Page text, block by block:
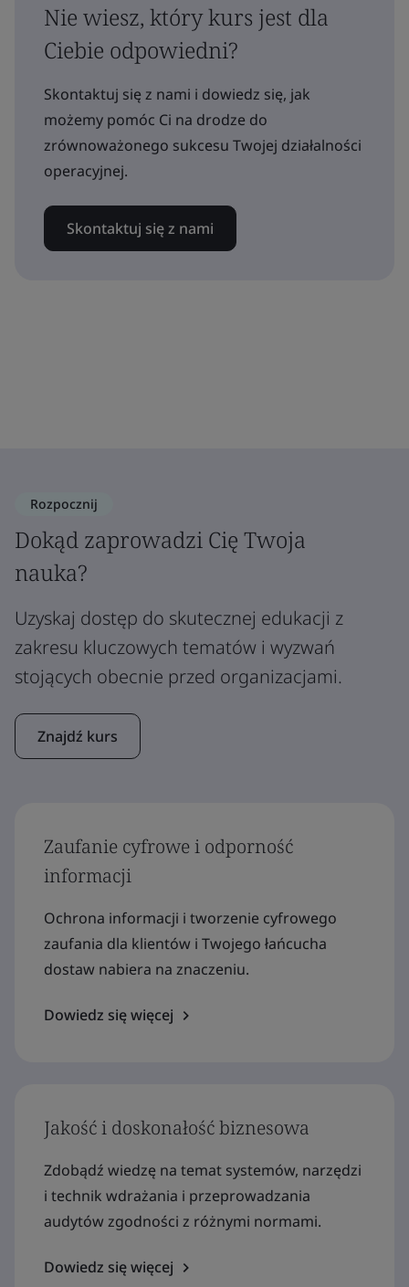
Nie wiesz, który kurs jest dla
Ciebie odpowiedni?
Skontaktuj się z nami i dowiedz się, jak
możemy pomóc Ci na drodze do
zrównoważonego sukcesu Twojej działalności
operacyjnej.
Skontaktuj się z nami
Rozpocznij
Dokąd zaprowadzi Cię Twoja
nauka?
Uzyskaj dostęp do skutecznej edukacji z
zakresu kluczowych tematów i wyzwań
stojących obecnie przed organizacjami.
Znajdź kurs
Zaufanie cyfrowe i odporność
informacji
Ochrona informacji i tworzenie cyfrowego
zaufania dla klientów i Twojego łańcucha
dostaw nabiera na znaczeniu.
Dowiedz się więcej
Jakość i doskonałość biznesowa
Zdobądź wiedzę na temat systemów, narzędzi
i technik wdrażania i przeprowadzania
audytów zgodności z różnymi normami.
Dowiedz się więcej